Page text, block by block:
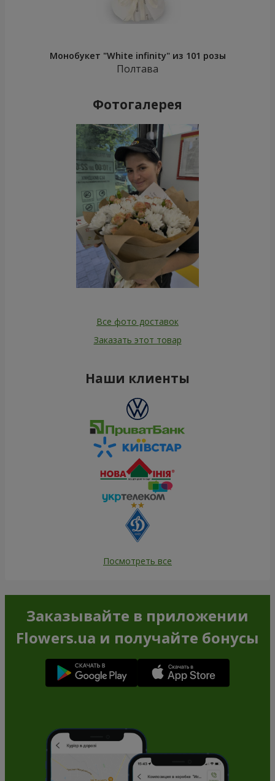
Монобукет "White infinity" из 101 розы
Полтава
Фотогалерея
Все фото доставок
Заказать этот товар
Наши клиенты
Посмотреть все
Заказывайте в приложении
Flowers.ua и получайте бонусы